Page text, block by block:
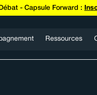
- Capsule Forward :
Ressources